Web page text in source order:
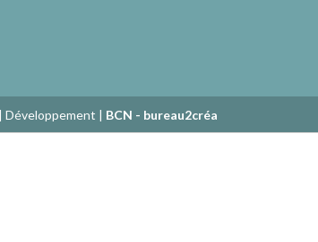
Développement | BCN - bureau2créa